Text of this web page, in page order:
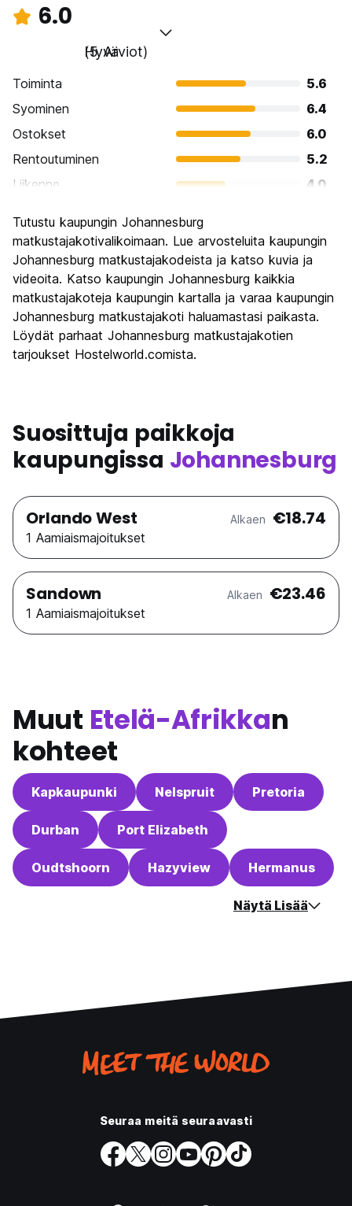
6.0
Hyvä
(5 Arviot)
Toiminta
5.6
Syominen
6.4
Ostokset
6.0
Rentoutuminen
5.2
Liikenne
4.0
Kulttuuri
7.2
Yöelämä
5.2
Rahanarvoinen
Tutustu kaupungin Johannesburg
matkustajakotivalikoimaan. Lue arvosteluita kaupungin
Johannesburg matkustajakodeista ja katso kuvia ja
videoita. Katso kaupungin Johannesburg kaikkia
matkustajakoteja kaupungin kartalla ja varaa kaupungin
Johannesburg matkustajakoti haluamastasi paikasta.
Löydät parhaat Johannesburg matkustajakotien
tarjoukset Hostelworld.comista.
Suosittuja paikkoja
kaupungissa Johannesburg
Orlando West Alkaen €18.74
1 Aamiaismajoitukset
Sandown Alkaen €23.46
1 Aamiaismajoitukset
Muut Etelä-Afrikkan
kohteet
Kapkaupunki Nelspruit Pretoria
Durban Port Elizabeth
Oudtshoorn Hazyview Hermanus
Näytä Lisää
Seuraa meitä seuraavasti